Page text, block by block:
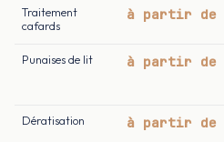
Traitement
cafards
à partir de
Punaises de lit à partir de
Dératisation à partir de